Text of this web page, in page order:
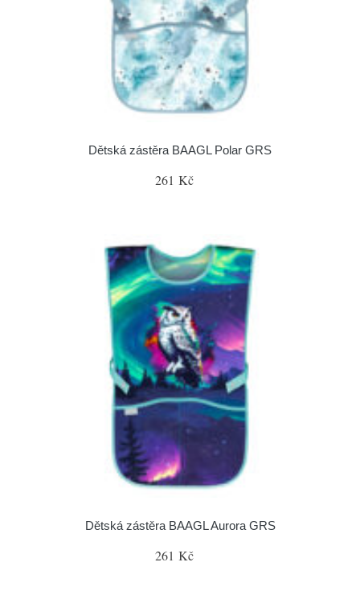
Dětská zástěra BAAGL Polar GRS
261 Kč
Dětská zástěra BAAGL Aurora GRS
261 Kč